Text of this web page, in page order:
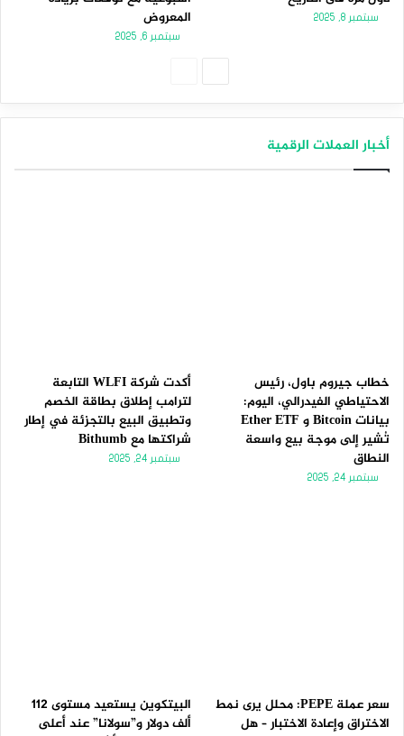
سبتمبر 8, 2025
المعروض
سبتمبر 6, 2025
أخبار العملات الرقمية
خطاب جيروم باول، رئيس
الاحتياطي الفيدرالي، اليوم:
بيانات Bitcoin و Ether ETF
تُشير إلى موجة بيع واسعة
النطاق
سبتمبر 24, 2025
أكدت شركة WLFI التابعة
لترامب إطلاق بطاقة الخصم
وتطبيق البيع بالتجزئة في إطار
شراكتها مع Bithumb
سبتمبر 24, 2025
سعر عملة PEPE: محلل يرى نمط
الاختراق وإعادة الاختبار – هل
البيتكوين يستعيد مستوى 112
ألف دولار و”سولانا” عند أعلى